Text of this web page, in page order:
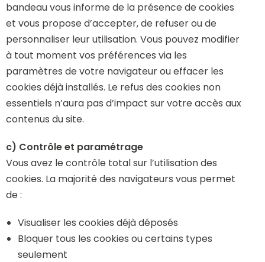
bandeau vous informe de la présence de cookies
et vous propose d’accepter, de refuser ou de
personnaliser leur utilisation. Vous pouvez modifier
à tout moment vos préférences via les
paramètres de votre navigateur ou effacer les
cookies déjà installés. Le refus des cookies non
essentiels n’aura pas d’impact sur votre accès aux
contenus du site.
c) Contrôle et paramétrage
Vous avez le contrôle total sur l’utilisation des
cookies. La majorité des navigateurs vous permet
de :
Visualiser les cookies déjà déposés
Bloquer tous les cookies ou certains types
seulement